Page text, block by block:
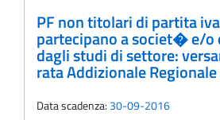
PF non titolari di partita
partecipano a societ� e/o
dagli studi di settore:
rata Addizionale Regionale
Data scadenza: 30-09-2016